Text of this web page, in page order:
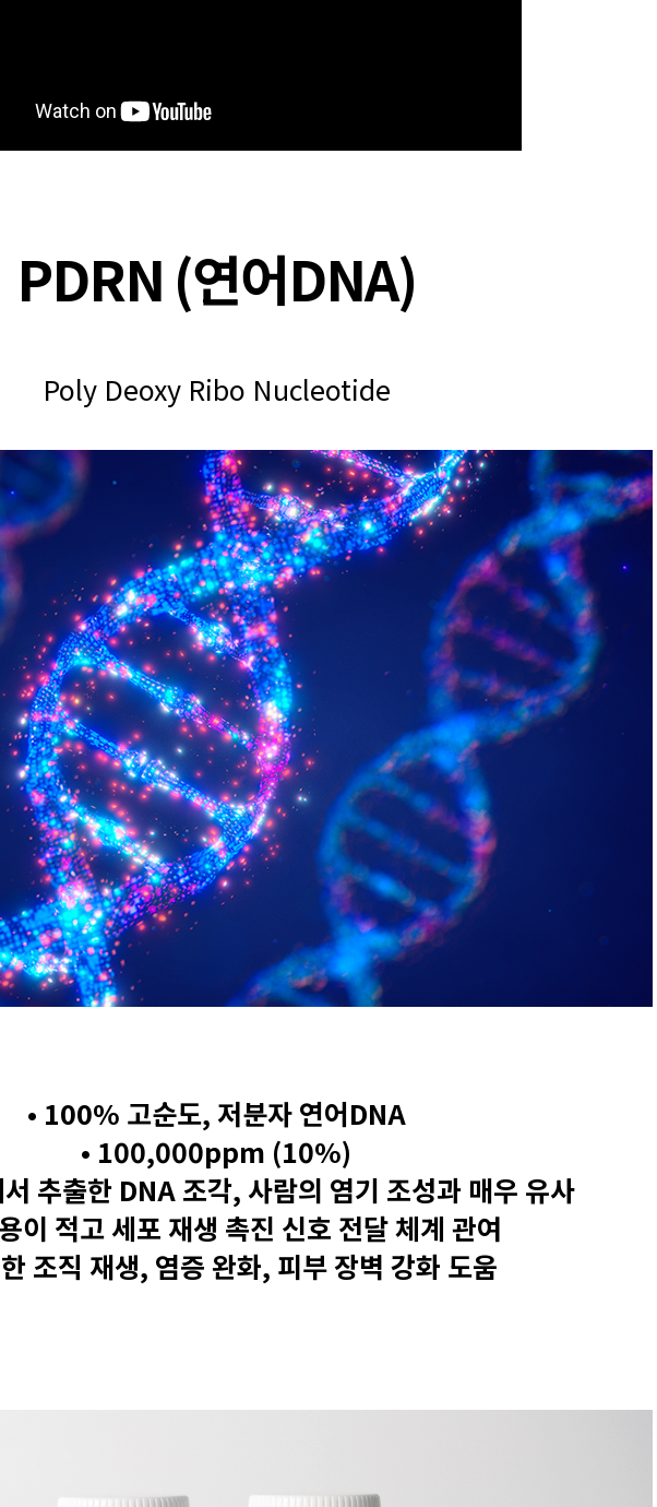
PDRN (연어DNA)
Poly Deoxy Ribo Nucleotide
• 100% 고순도, 저분자 연어DNA
• 100,000ppm (10%)
서 추출한 DNA 조각, 사람의 염기 조성과 매우 유사
이 적고 세포 재생 촉진 신호 전달 체계 관여
조직 재생, 염증 완화, 피부 장벽 강화 도움